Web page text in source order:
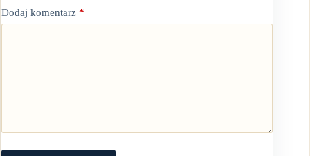
Dodaj komentarz *